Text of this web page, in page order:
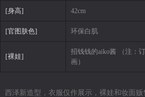
[身高] 42cm
[官图肤色] 环保白肌
[裸娃]
招钱钱的aiko酱 （注：
画）
西泽新造型，衣服仅作展示，裸娃和妆面贩